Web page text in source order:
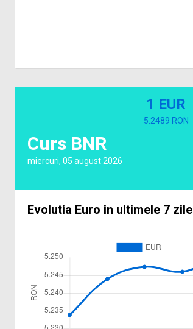
Curs BNR
miercuri, 05 august 2026
1 EUR
5.2489 RON
Evolutia Euro in ultimele 7 zile